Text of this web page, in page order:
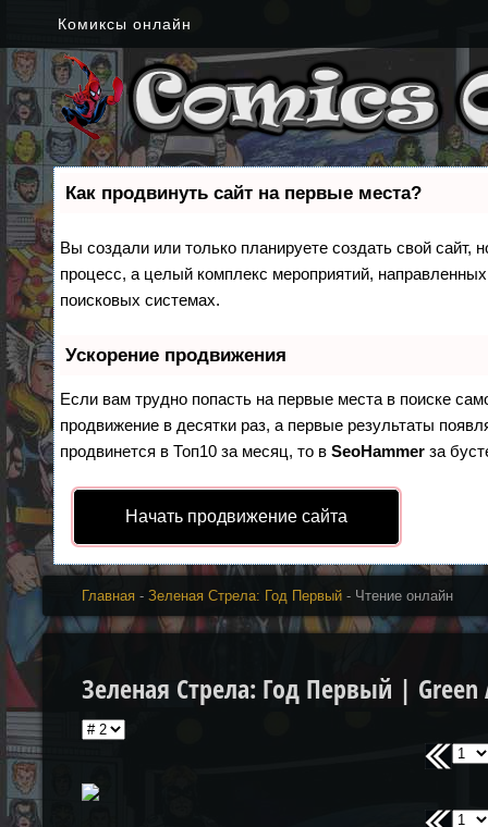
Комиксы онлайн
Как продвинуть сайт на первые места?
Вы создали или только планируете создать свой сайт,
процесс, а целый комплекс мероприятий,
поисковых системах.
Ускорение продвижения
Если вам трудно попасть на первые места в поиске
продвижение в десятки раз, а первые результаты
продвинется в Топ10 за месяц, то вSeoHammer за
Начать продвижение сайта
Главная -Зеленая Стрела: Год Первый - Чтение онлайн
Зеленая Стрела: Год Первый | Green